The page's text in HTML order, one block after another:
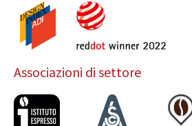
Associazioni di settore